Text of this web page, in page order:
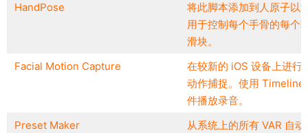
HandPose
将此脚本添加到人原子以
用于控制每个手骨的每个
滑块。
Facial Motion Capture
在较新的 iOS 设备上进行
动作捕捉。使用 Timeline
件播放录音。
Preset Maker
从系统上的所有 VAR 自动